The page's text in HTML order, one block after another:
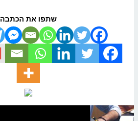
שתפו את הכתבה